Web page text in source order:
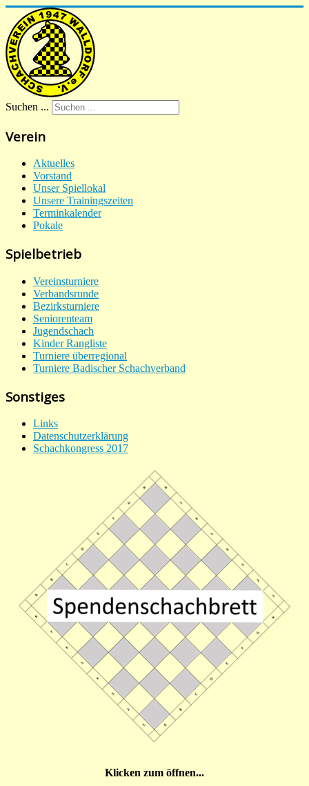
Suchen ...
Verein
Aktuelles
Vorstand
Unser Spiellokal
Unsere Trainingszeiten
Terminkalender
Pokale
Spielbetrieb
Vereinsturniere
Verbandsrunde
Bezirksturniere
Seniorenteam
Jugendschach
Kinder Rangliste
Turniere überregional
Turniere Badischer Schachverband
Sonstiges
Links
Datenschutzerklärung
Schachkongress 2017
Klicken zum öffnen...